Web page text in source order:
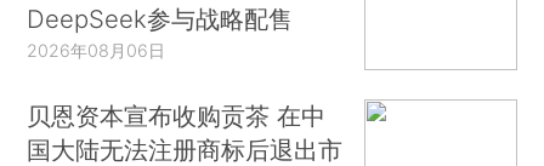
DeepSeek参与战略配售
2026年08月06日
贝恩资本宣布收购贡茶 在中
国大陆无法注册商标后退出市